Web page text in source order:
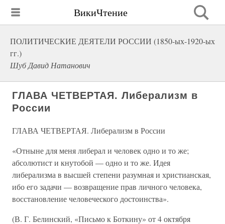
ВикиЧтение
ПОЛИТИЧЕСКИЕ ДЕЯТЕЛИ РОССИИ (1850-ых-1920-ых
гг.)
Шуб Давид Натанович
ГЛАВА ЧЕТВЕРТАЯ. Либерализм в
России
ГЛАВА ЧЕТВЕРТАЯ. Либерализм в России
«Отныне для меня либерал и человек одно и то же;
абсолютист и кнутобой — одно и то же. Идея
либерализма в высшей степени разумная и христианская,
ибо его задачи — возвращение прав личного человека,
восстановление человеческого достоинства».
(В. Г. Белинский, «Письмо к Боткину» от 4 октября